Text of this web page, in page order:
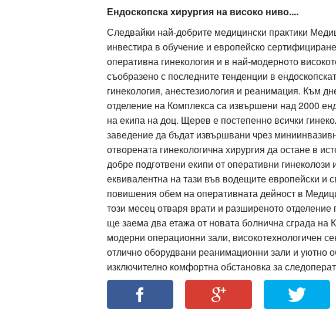
Ендоскопска хирургия на високо ниво....
Следвайки най-добрите медицински практики
инвестира в обучение и европейско
оперативна гинекология и в най-модерното
съобразено с последните тенденции в
гинекология, анестезиология и реанимация. Към
отделение на Комплекса са извършени над 2000
на екипа на доц. Щерев е постепенно всички
заведение да бъдат извършвани чрез
отворената гинекологична хирургия да остане в
добре подготвени екипи от оперативни
еквивалентна на тази във водещите европейски и
повишения обем на оперативната дейност в
този месец отваря врати и разширеното отделение
ще заема два етажа от новата болнична сграда на
модерни операционни зали, високотехнологичен
отлично оборудвани реанимационни зали и уютно
изключително комфортна обстановка за